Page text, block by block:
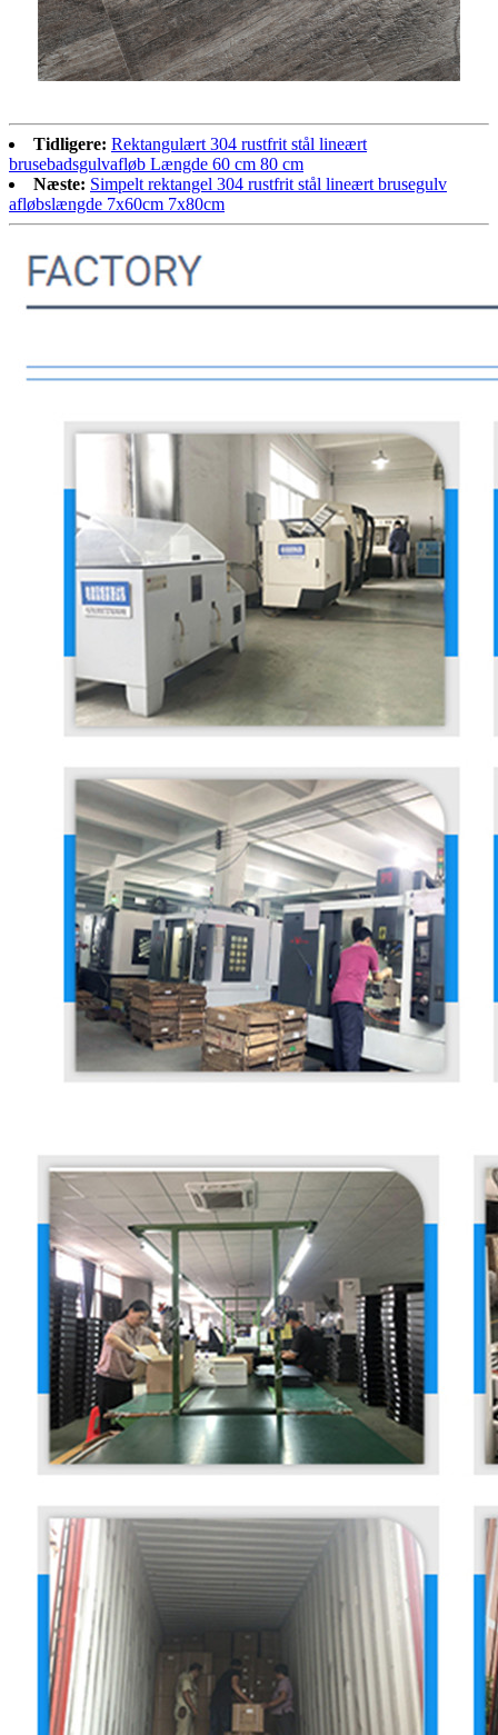
Tidligere: Rektangulært 304 rustfrit stål lineært
brusebadsgulvafløb Længde 60 cm 80 cm
Næste: Simpelt rektangel 304 rustfrit stål lineært brusegulv
afløbslængde 7x60cm 7x80cm